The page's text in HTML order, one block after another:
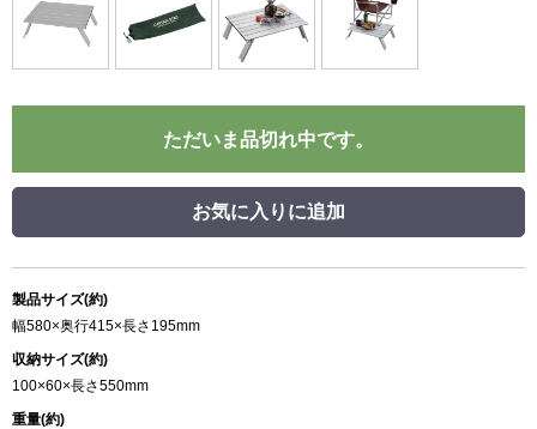
ただいま品切れ中です。
お気に入りに追加
製品サイズ(約)
幅580×奥行415×長さ195mm
収納サイズ(約)
100×60×長さ550mm
重量(約)